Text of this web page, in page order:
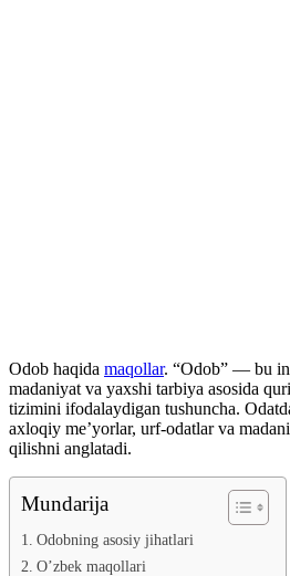
Odob haqida maqollar. “Odob” — bu
madaniyat va yaxshi tarbiya asosida
tizimini ifodalaydigan tushuncha.
axloqiy me’yorlar, urf-odatlar va
qilishni anglatadi.
Mundarija
Odobning asosiy jihatlari
O’zbek maqollari